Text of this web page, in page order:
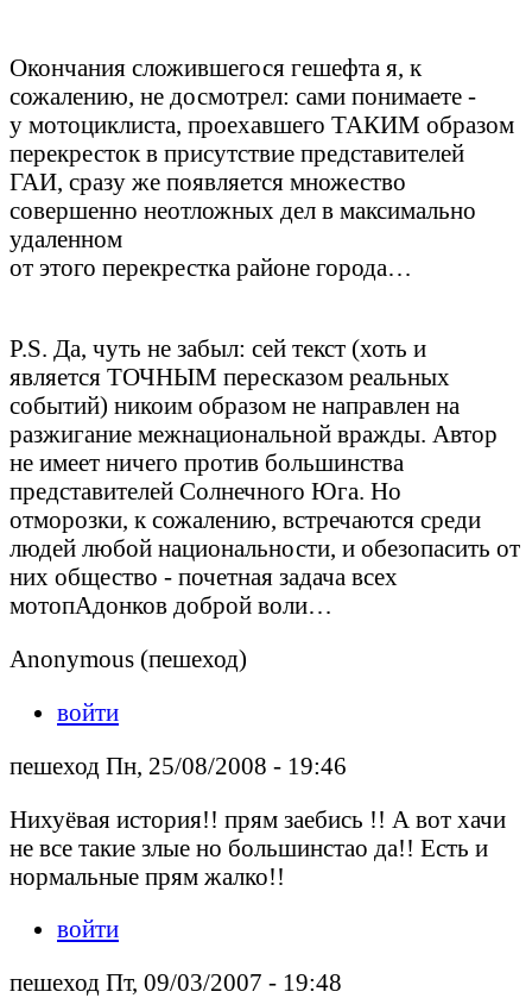
Окончания сложившегося гешефта я, к
сожалению, не досмотрел: сами понимаете -
у мотоциклиста, проехавшего ТАКИМ образом
перекресток в присутствие представителей
ГАИ, сразу же появляется множество
совершенно неотложных дел в максимально
удаленном
от этого перекрестка районе города…
P.S. Да, чуть не забыл: сей текст (хоть и
является ТОЧНЫМ пересказом реальных
событий) никоим образом не направлен на
разжигание межнациональной вражды. Автор
не имеет ничего против большинства
представителей Солнечного Юга. Но
отморозки, к сожалению, встречаются среди
людей любой национальности, и обезопасить от
них общество - почетная задача всех
мотопАдонков доброй воли…
Anonymous (пешеход)
войти
пешеход Пн, 25/08/2008 - 19:46
Нихуёвая история!! прям заебись !! А вот хачи
не все такие злые но большинстао да!! Есть и
нормальные прям жалко!!
войти
пешеход Пт, 09/03/2007 - 19:48